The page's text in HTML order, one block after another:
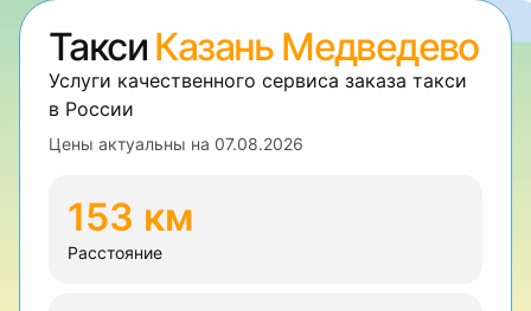
Такси Казань Медведево
Услуги качественного сервиса заказа такси
в России
Цены актуальны на 07.08.2026
153 км
Расстояние